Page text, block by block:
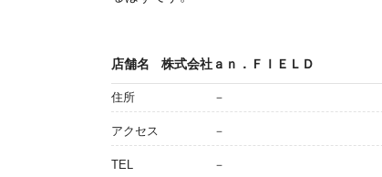
店舗名 株式会社ａｎ．ＦＩＥＬＤ
住所 －
アクセス －
TEL －